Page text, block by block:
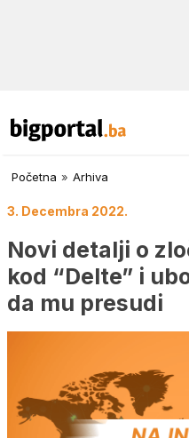
Početna » Arhiva
3. Decembra 2022.
Novi detalji o
kod “Delte” i
da mu presudi